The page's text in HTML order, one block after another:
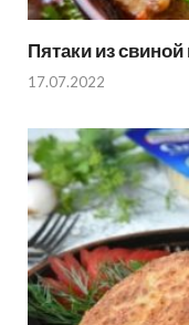
Пятаки из
17.07.2022